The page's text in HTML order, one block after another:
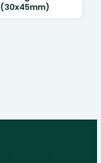
(30x45mm)